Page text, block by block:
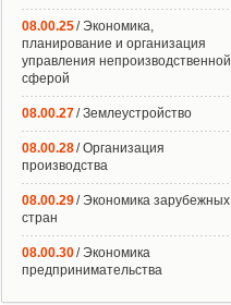
08.00.25/ Экономика,
планирование и организация
управления непроизводственной
сферой
08.00.27/ Землеустройство
08.00.28/ Организация
производства
08.00.29/ Экономика зарубежных
стран
08.00.30/ Экономика
предпринимательства